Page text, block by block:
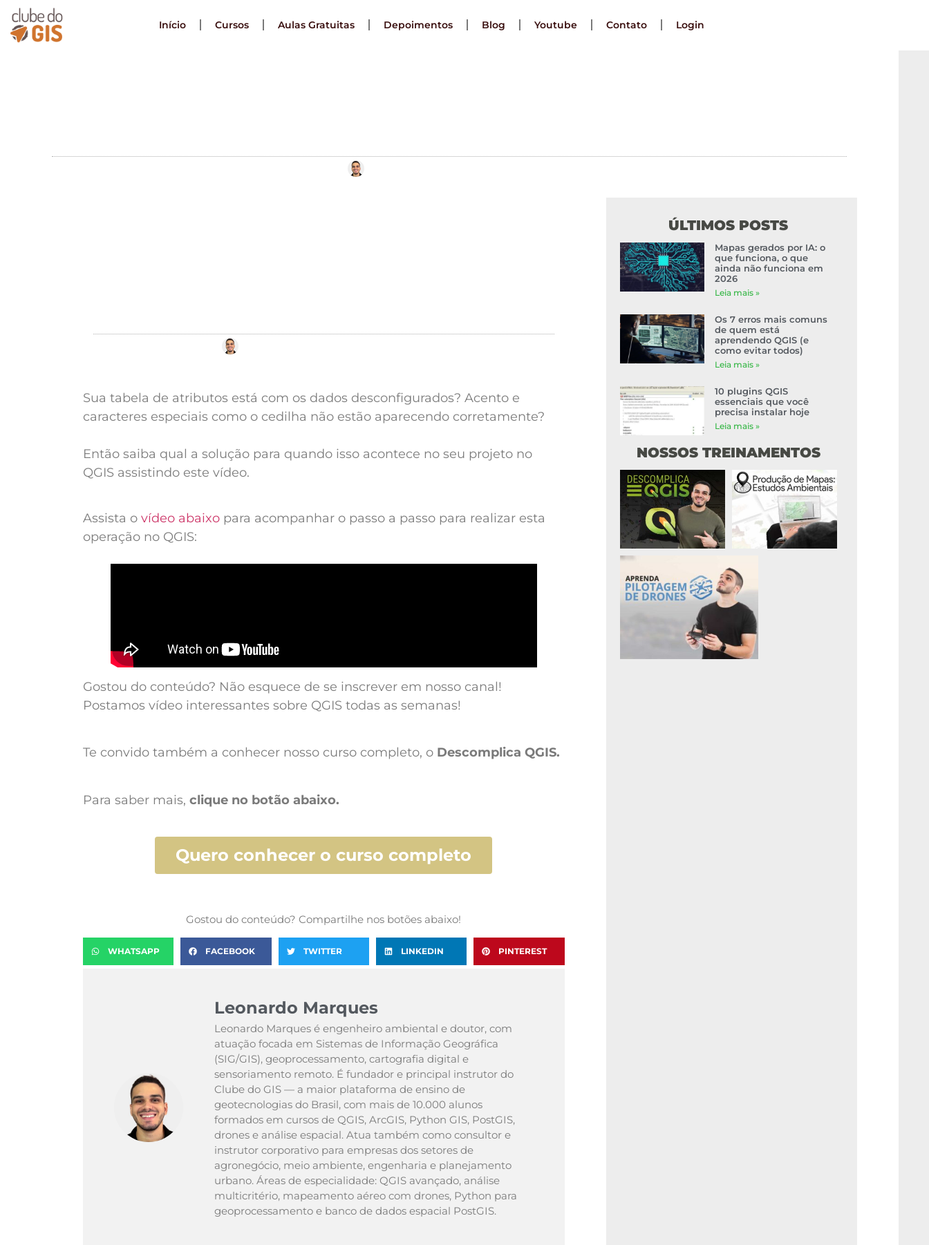
Início Cursos Aulas Gratuitas Depoimentos Blog Youtube Contato Login
Sua tabela de atributos está com os dados desconfigurados? Acento e
caracteres especiais como o cedilha não estão aparecendo corretamente?
Então saiba qual a solução para quando isso acontece no seu projeto no
QGIS assistindo este vídeo.
Assista o vídeo abaixo para acompanhar o passo a passo para realizar esta
operação no QGIS:
Gostou do conteúdo? Não esquece de se inscrever em nosso canal!
Postamos vídeo interessantes sobre QGIS todas as semanas!
Te convido também a conhecer nosso curso completo, o Descomplica QGIS.
Para saber mais, clique no botão abaixo.
Quero conhecer o curso completo
Gostou do conteúdo? Compartilhe nos botões abaixo!
WHATSAPP FACEBOOK TWITTER LINKEDIN PINTEREST
Leonardo Marques
Leonardo Marques é engenheiro ambiental e doutor, com
atuação focada em Sistemas de Informação Geográfica
(SIG/GIS), geoprocessamento, cartografia digital e
sensoriamento remoto. É fundador e principal instrutor do
Clube do GIS — a maior plataforma de ensino de
geotecnologias do Brasil, com mais de 10.000 alunos
formados em cursos de QGIS, ArcGIS, Python GIS, PostGIS,
drones e análise espacial. Atua também como consultor e
instrutor corporativo para empresas dos setores de
agronegócio, meio ambiente, engenharia e planejamento
urbano. Áreas de especialidade: QGIS avançado, análise
multicritério, mapeamento aéreo com drones, Python para
geoprocessamento e banco de dados espacial PostGIS.
ÚLTIMOS POSTS
Mapas gerados por IA: o
que funciona, o que
ainda não funciona em
2026
Leia mais »
Os 7 erros mais comuns
de quem está
aprendendo QGIS (e
como evitar todos)
Leia mais »
10 plugins QGIS
essenciais que você
precisa instalar hoje
Leia mais »
NOSSOS TREINAMENTOS